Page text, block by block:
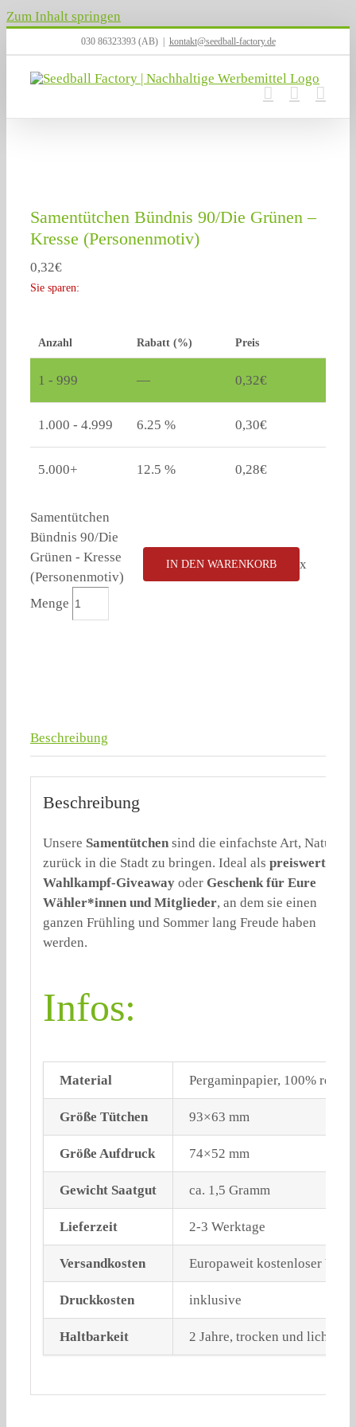
Zum Inhalt springen
030 86323393 (AB) kontakt@seedball-factory.de
Samentütchen Bündnis 90/Die Grünen –
Kresse (Personenmotiv)
0,32€
Sie sparen:
Anzahl Rabatt (%) Preis
1 - 999 — 0,32€
1.000 - 4.999 6.25 % 0,30€
5.000+ 12.5 % 0,28€
Samentütchen
Bündnis 90/Die
Grünen - Kresse
(Personenmotiv)
Menge
IN DEN WARENKORB x
Beschreibung
Beschreibung
Unsere Samentütchensind die einfachste Art, Natur
zurück in die Stadt zu bringen. Ideal als preiswertes
Wahlkampf-GiveawayoderGeschenk für Eure
Wähler*innen und Mitglieder, an dem sie einen
ganzen Frühling und Sommer lang Freude haben
werden.
Infos:
Material Pergaminpapier, 100%
Größe Tütchen 93×63 mm
Größe Aufdruck 74×52 mm
Gewicht Saatgut ca. 1,5 Gramm
Lieferzeit 2-3 Werktage
Versandkosten Europaweit kostenloser
Druckkosten inklusive
Haltbarkeit 2 Jahre, trocken und